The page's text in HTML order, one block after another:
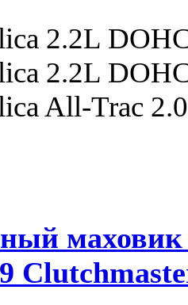
2.2L
2.2L
All-Trac
маховик